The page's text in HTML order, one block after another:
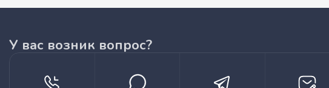
У вас возник вопрос?